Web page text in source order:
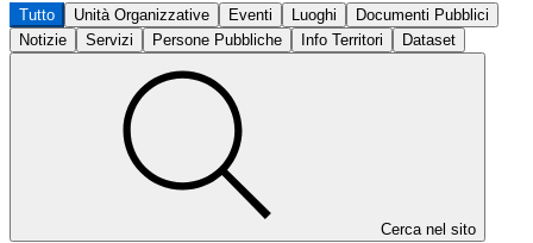
Tutto Unità Organizzative Eventi Luoghi
Documenti Pubblici
Notizie
Servizi Persone Pubbliche Info Territori Dataset
Cerca nel sito